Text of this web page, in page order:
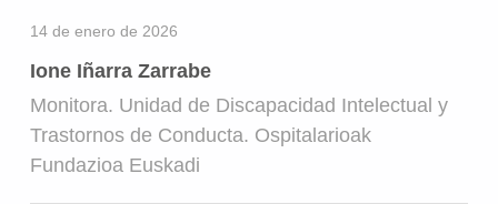
14 de enero de 2026
Ione Iñarra Zarrabe
Monitora. Unidad de Discapacidad Intelectual y
Trastornos de Conducta. Ospitalarioak
Fundazioa Euskadi